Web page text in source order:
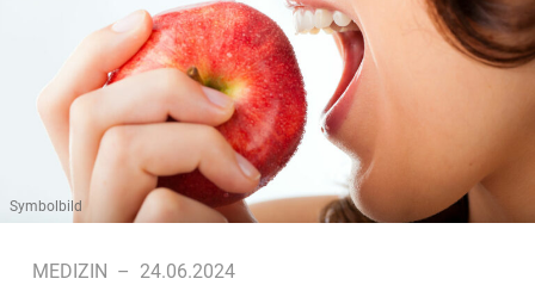
Symbolbild
MEDIZIN – 24.06.2024